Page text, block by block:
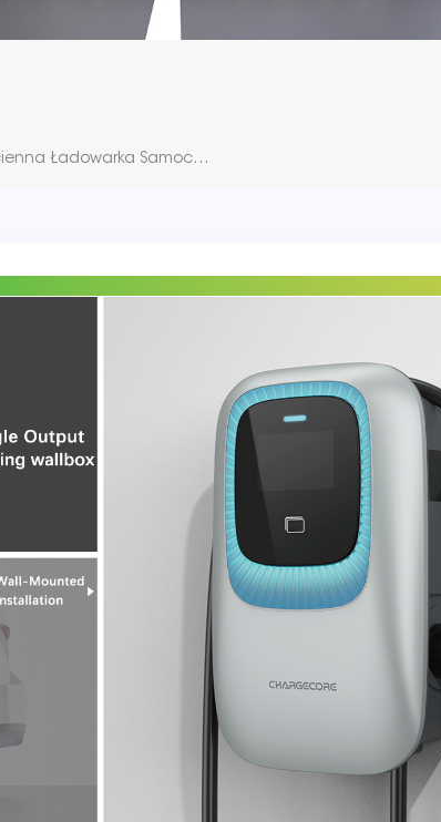
NKR-AC003+ Ścienna Ładowarka Samochodowa Z Pojedynczym Wyjściem